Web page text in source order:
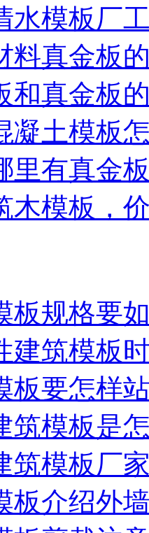
水模板厂
料真金板
和真金板
凝土模板
里有真金
木模板，
板规格要
建筑模板
板要怎样
筑模板是
筑模板厂
板介绍外